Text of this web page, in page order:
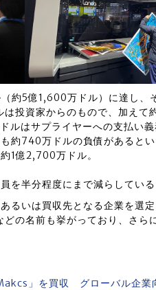
約5億1,600万ドル）に達し、
投資家からのもので、加えて
はサプライヤーへの支払い義
約740万ドルの負債があるとい
1億2,700万ドル。
を半分程度にまで減らしている
るいは買収先となる企業を選
の名前も挙がっており、さら
」を買収 グローバル企業